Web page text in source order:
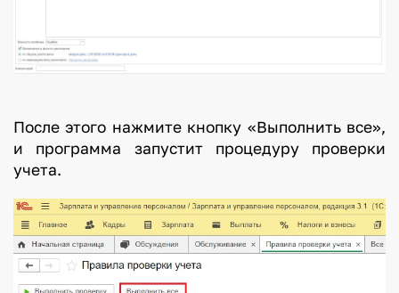
После этого нажмите кнопку «Выполнить все»,
и программа запустит процедуру проверки
учета.